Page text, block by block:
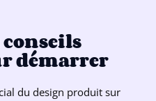
conseils
démarrer
du design produit sur